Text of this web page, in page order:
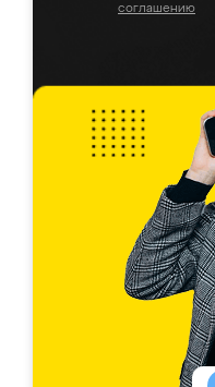
соглашению